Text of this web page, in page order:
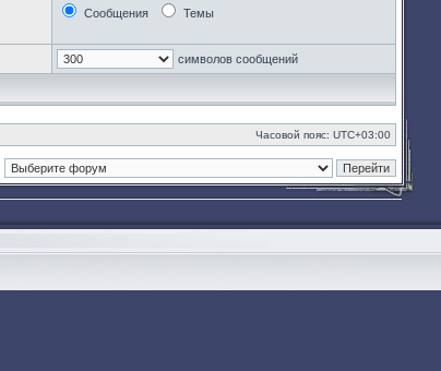
Сообщения Темы
символов сообщений
Часовой пояс: UTC+03:00